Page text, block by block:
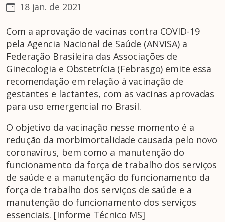
18 jan. de 2021
Com a aprovação de vacinas contra COVID-19
pela Agencia Nacional de Saúde (ANVISA) a
Federação Brasileira das Associações de
Ginecologia e Obstetrícia (Febrasgo) emite essa
recomendação em relação à vacinação de
gestantes e lactantes, com as vacinas aprovadas
para uso emergencial no Brasil.
O objetivo da vacinação nesse momento é a
redução da morbimortalidade causada pelo novo
coronavírus, bem como a manutenção do
funcionamento da força de trabalho dos serviços
de saúde e a manutenção do funcionamento da
força de trabalho dos serviços de saúde e a
manutenção do funcionamento dos serviços
essenciais. [Informe Técnico MS]